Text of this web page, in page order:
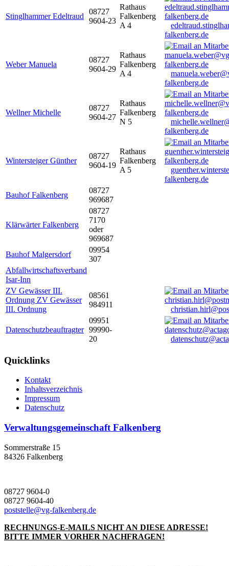
Stinglhammer Edeltraud
08727
9604-23
Rathaus
Falkenberg
A 4
falkenberg.de
Weber Manuela
08727
9604-29
Rathaus
Falkenberg
A 4
falkenberg.de
Wellner Michelle
08727
9604-27
Rathaus
Falkenberg
N 5
falkenberg.de
Wintersteiger Günther
08727
9604-19
Rathaus
Falkenberg
A 5
falkenberg.de
Bauhof Falkenberg
08727
969687
Klärwärter Falkenberg
08727
7170
oder
969687
Bauhof Malgersdorf
09954
307
Abfallwirtschaftsverband
Isar-Inn
ZV Gewässer III.
Ordnung ZV Gewässer
III. Ordnung
08561
984911
Datenschutzbeauftragter
09951
99990-
20
Quicklinks
Kontakt
Inhaltsverzeichnis
Impressum
Datenschutz
Verwaltungsgemeinschaft Falkenberg
Sommerstraße 15
84326 Falkenberg
08727 9604-0
08727 9604-40
poststelle@vg-falkenberg.de
RECHNUNGS-E-MAILS NICHT AN DIESE ADRESSE!
BITTE IMMER VORHER NACHFRAGEN!